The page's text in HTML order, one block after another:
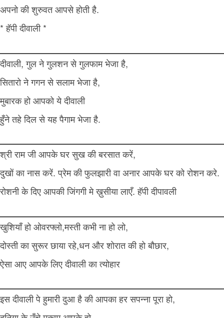
अपनो की शुरुवत आपसे होती है.
* हॅपी दीवाली *
दीवाली, गुल ने गुलशन से गुलफाम भेजा है,
सितारो ने गगन से सलाम भेजा है,
मुबारक हो आपको ये दीवाली
हुँने तहे दिल से यह पैगाम भेजा है.
श्री राम जी आपके घर सुख की बरसात करें,
दुखों का नास करें. प्रेम की फुलझारी वा अनार आपके घर को रोशन करे.
रोशनी के दिए आपकी जिंगगी मे ख़ुसीया लाएँ. हॅपी दीपावली
खुशियाँ हो ओवरफ्लो,मस्ती कभी ना हो लो,
दोस्ती का सुरूर छाया रहे,धन और शोरात की हो बौछार,
ऐसा आए आपके लिए दीवाली का त्योहार
इस दीवाली पे हुमारी दुआ है की आपका हर सपन्ना पूरा हो,